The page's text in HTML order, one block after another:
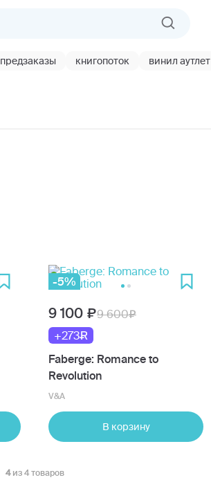
предзаказы книгопоток винил аутлет
-5%
9 100
9 600
+273
Faberge: Romance to
Revolution
V&A
В корзину
4 из 4 товаров